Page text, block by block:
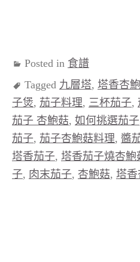
Posted in 食譜
Tagged 九層塔, 塔香杏
子煲, 茄子料理, 三杯茄子,
茄子 杏鮑菇, 如何挑選茄子
茄子, 茄子杏鮑菇料理, 醬
塔香茄子, 塔香茄子燒杏鮑
子, 肉末茄子, 杏鮑菇, 塔香